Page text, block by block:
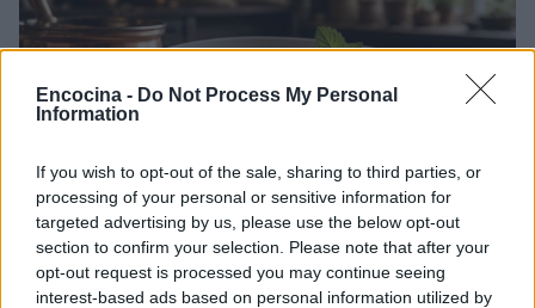
Encocina - Do Not Process My Personal
Information
If you wish to opt-out of the sale, sharing to third parties, or
processing of your personal or sensitive information for
targeted advertising by us, please use the below opt-out
section to confirm your selection. Please note that after your
opt-out request is processed you may continue seeing
interest-based ads based on personal information utilized by
Cómo crear postres foodporn con técnicas
profesionales
María Vázquez · 9 Ago 2026